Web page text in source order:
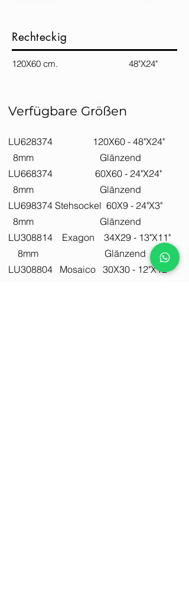
Rechteckig
120X60 cm. 48"X24"
Verfügbare Größen
LU628374 120X60 - 48"X24"
8mm Glänzend
LU668374 60X60 - 24"X24"
8mm Glänzend
LU698374 Stehsockel 60X9 - 24"X3"
8mm Glänzend
LU308814 Exagon 34X29 - 13"X11"
8mm Glänzend
LU308804 Mosaico 30X30 - 12"X12"